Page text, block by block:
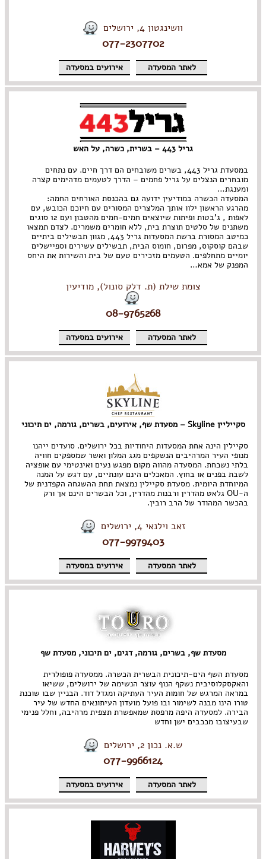
וושינגטון 4, ירושלים
077-2307702
לאתר המסעדה אירועים במסעדה
גריל 443 – בשרית, כשרה, על האש
במסעדת גריל 443, בשרים משובחים הם דרך חיים. עם נתחים
מובחרים הנצלים על גריל פחמים – הדרך לטעמים מדהימים קצרה
ומענגת…
המסעדה הכשרה במודיעין ידועה גם בהכנסת האורחים החמה:
מהרגע הראשון ילוו אותך המלצרים המסורים עם חיוכם הכובש, עם
לאפות , ג'בטות ופיתות שיוצאים חמים-חמים מהטבון ועם 12 סוגים
משתנים של סלטים תוצרת בית, ללא חומרים משמרים. לצדם תמצאו
כמיטב המסורת ברשת המסעדות גריל 443, מגוון תבשילים ביתיים
שבהם קוסקוס, מפרום, חומוס הבית, תבשילים עשירים וספיישלים
יומיים מתחלפים. הטעמים מזכירים טעם של בית והשירות את היחס
המפנק של אמא…
צומת שילת (ת. דלק סונול), מודיעין
08-9765268
לאתר המסעדה אירועים במסעדה
סקייליין Skyline – מסעדת שף, אירועים, בשרים, גורמה, ים תיכוני
סקיילין הינה אחת המסעדות היחודיות בכל ירושלים. סועדים ייהנו
מנופי העיר המרהיבים הנשקפים מגג המלון ואשר שמספקים חוויה
בלתי נשכחת. המסעדה מהווה מקום מפגש נעים ואינטימי עם אופציה
לשבת בפנים או בחוץ. המאכלים הינם עונתיים, עם דגש על המנה
המיוחדת היומית. מסעדת סקיילין נמצאת תחת ההשגחה הקפדנית של
ה-OU גלאט מהדרין ורבנות מהדרין, וכל הבשרים הינם אך ורק
בהכשר המהודר של הרב רובין.
זאב וילנאי 4, ירושלים
077-9979403
לאתר המסעדה אירועים במסעדה
מסעדת שף, בשרים, גורמה, דגים, ים תיכוני, מסעדת שף
מסעדת השף הים-תיכונית הבשרית הכשרה. ממסעדה פופולרית
והאקסקלוסיבית נשקף הנוף עוצר הנשימה של ירושלים, ששיאו
במראה המרגש של חומות העיר העתיקה ומגדל דוד. הבניין שבו שוכנת
טורו הינו מבנה לשימור ובו פועל מועדון העיתונאים החדש של עיר
הבירה. למסעדה היפה מרפסת שמאפשרת תצפית מרהיבה, וחלל פנימי
שבעיצובו מככבים ישן וחדש
ש.א. נכון 2, ירושלים
077-9966124
לאתר המסעדה אירועים במסעדה